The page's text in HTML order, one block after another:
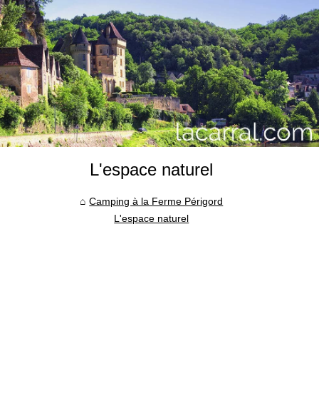
L'espace naturel
Camping à la Ferme Périgord
L'espace naturel